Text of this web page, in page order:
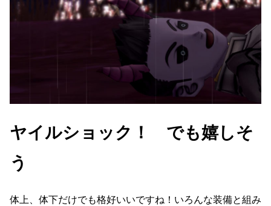
ヤイルショック！ でも嬉しそ
う
体上、体下だけでも格好いいですね！いろんな装備と組み